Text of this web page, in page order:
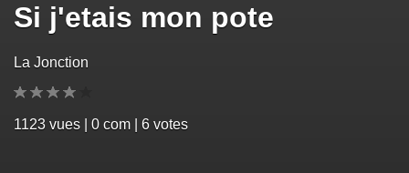
Si j'etais mon pote
La Jonction
1123 vues | 0 com | 6 votes